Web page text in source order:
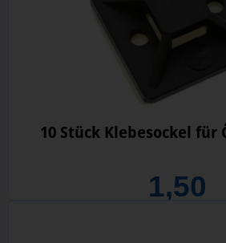
10 Stück Klebesockel für
1,50